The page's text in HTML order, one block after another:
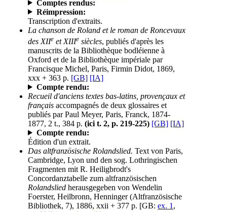
Comptes rendus:
Réimpression:
Transcription d'extraits.
La chanson de Roland et le roman de Roncevaux
des XIIe et XIIIe siècles, publiés d'après les
manuscrits de la Bibliothèque bodléienne à
Oxford et de la Bibliothèque impériale par
Francisque Michel, Paris, Firmin Didot, 1869,
xxx + 363 p. [GB] [IA]
Compte rendu:
Recueil d'anciens textes bas-latins, provençaux et
français accompagnés de deux glossaires et
publiés par Paul Meyer, Paris, Franck, 1874-
1877, 2 t., 384 p. (ici t. 2, p. 219-225) [GB] [IA]
Compte rendu:
Édition d'un extrait.
Das altfranzösische Rolandslied. Text von Paris,
Cambridge, Lyon und den sog. Lothringischen
Fragmenten mit R. Heiligbrodt's
Concordanztabelle zum altfranzösischen
Rolandslied herausgegeben von Wendelin
Foerster, Heilbronn, Henninger (Altfranzösische
Bibliothek, 7), 1886, xxii + 377 p. [GB: ex. 1 ,